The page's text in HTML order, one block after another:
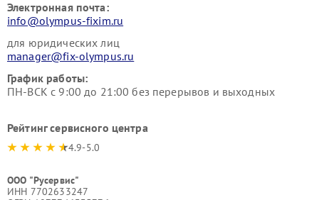
Электронная почта:
info@olympus-fixim.ru
для юридических лиц
manager@fix-olympus.ru
График работы:
ПН-ВСК с 9:00 до 21:00 без перерывов и выходных
Рейтинг сервисного центра
4.9-5.0
ООО "Русервис"
ИНН 7702633247